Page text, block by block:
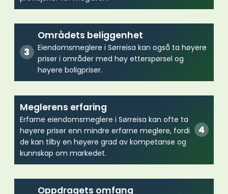
Områdets beliggenhet
Eiendomsmeglere i Sørreisa kan også ta høyere
priser i områder med høy etterspørsel og
høyere boligpriser.
Meglerens erfaring
Erfarne eiendomsmeglere i Sørreisa kan ofte ta
høyere priser enn mindre erfarne meglere, fordi
de kan tilby en høyere grad av kompetanse og
kunnskap om markedet.
Oppdragets omfang